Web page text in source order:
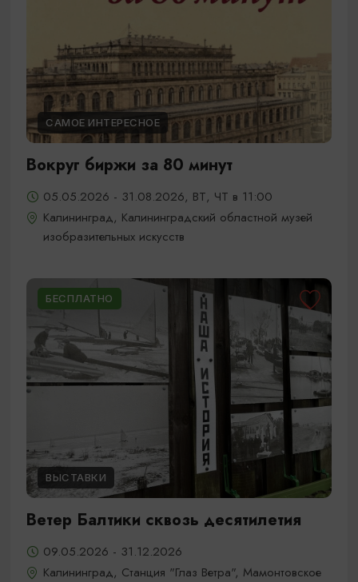
САМОЕ ИНТЕРЕСНОЕ
Вокруг биржи за 80 минут
05.05.2026 - 31.08.2026, ВТ, ЧТ в 11:00
Калининград, Калининградский областной музей
изобразительных искусств
БЕСПЛАТНО
ВЫСТАВКИ
Ветер Балтики сквозь десятилетия
09.05.2026 - 31.12.2026
Калининград, Станция "Глаз Ветра", Мамонтовское